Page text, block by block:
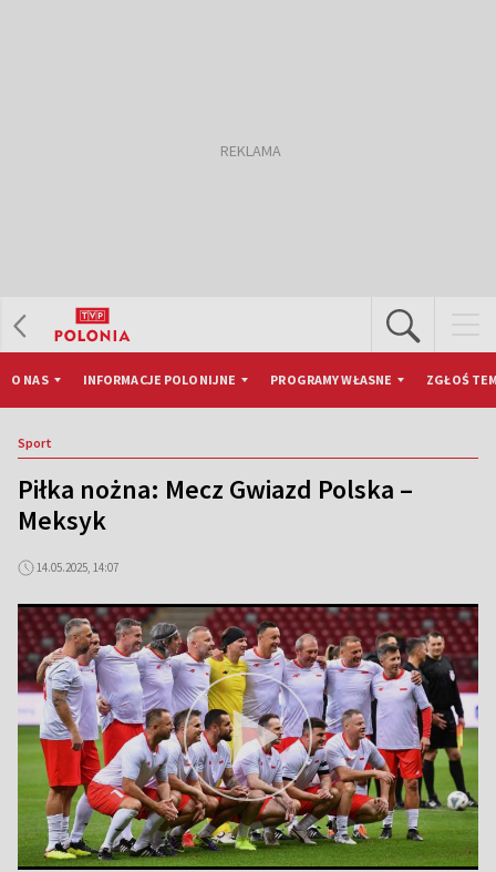
O NAS INFORMACJE POLONIJNE PROGRAMY WŁASNE ZGŁOŚ
Sport
Piłka nożna: Mecz Gwiazd Polska –
Meksyk
14.05.2025, 14:07